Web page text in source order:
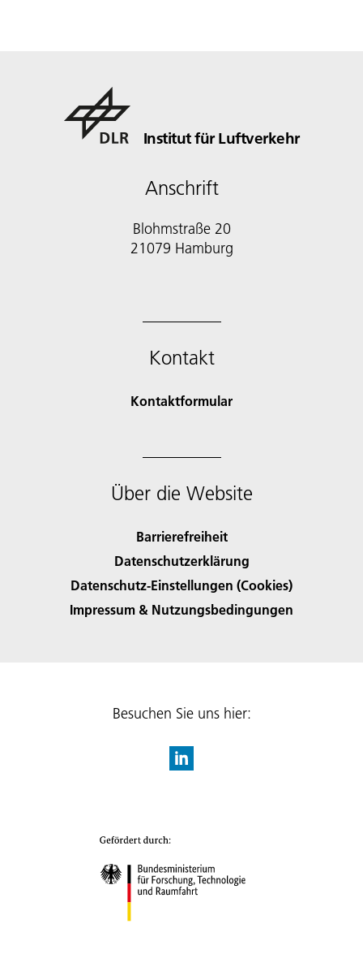
Institut für Luftverkehr
Anschrift
Blohmstraße 20
21079 Hamburg
Kontakt
Kontaktformular
Über die Website
Barrierefreiheit
Datenschutzerklärung
Datenschutz-Einstellungen (Cookies)
Impressum & Nutzungsbedingungen
Besuchen Sie uns hier: